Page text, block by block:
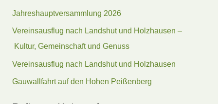
n
n
a
Jahreshauptversammlung 2026
Vereinsausflug nach Landshut und Holzhausen –
Kultur, Gemeinschaft und Genuss
Vereinsausflug nach Landshut und Holzhausen
Gauwallfahrt auf den Hohen Peißenberg